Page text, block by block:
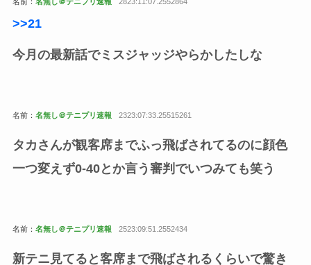
>>21
今月の最新話でミスジャッジやらかしたしな
名前： 名無し＠テニプリ速報 2323:07:33.25515261
タカさんが観客席までふっ飛ばされてるのに顔色
一つ変えず0-40とか言う審判でいつみても笑う
名前： 名無し＠テニプリ速報 2523:09:51.2552434
新テニ見てると客席まで飛ばされるくらいで驚き